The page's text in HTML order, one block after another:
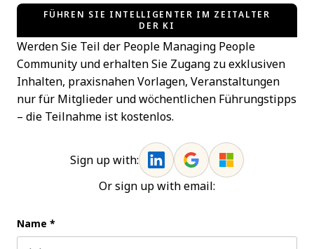
FÜHREN SIE INTELLIGENTER IM ZEITALTER
DER KI
Werden Sie Teil der People Managing People
Community und erhalten Sie Zugang zu exklusiven
Inhalten, praxisnahen Vorlagen, Veranstaltungen
nur für Mitglieder und wöchentlichen Führungstipps
– die Teilnahme ist kostenlos.
Sign up with:
Or sign up with email:
Name *